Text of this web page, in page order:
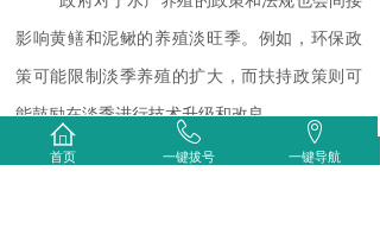
影响黄鳝和泥鳅的养殖淡旺季。例如，环保政
策可能限制淡季养殖的扩大，而扶持政策则可
能鼓励在淡季进行技术升级和改良。
重庆泥鳅养殖的淡旺季现象是由自然环
首页 一键拔号 一键导航